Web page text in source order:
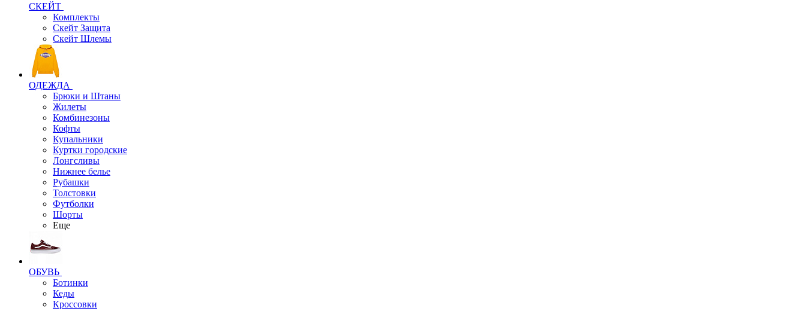
СКЕЙТ
Комплекты
Скейт Защита
Скейт Шлемы
ОДЕЖДА
Брюки и Штаны
Жилеты
Комбинезоны
Кофты
Купальники
Куртки городские
Лонгсливы
Нижнее белье
Рубашки
Толстовки
Футболки
Шорты
Еще
ОБУВЬ
Ботинки
Кеды
Кроссовки